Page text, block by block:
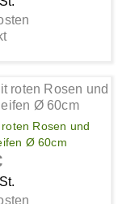
Rosen und
Ø 60cm